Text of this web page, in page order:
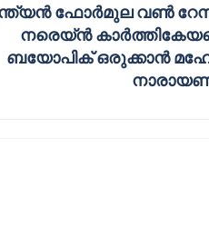
ഫോർമുല വൺ
നരെയ്ൻ
ബയോപിക് ഒരുക്കാൻ